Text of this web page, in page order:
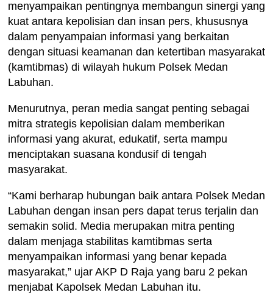
menyampaikan pentingnya membangun sinergi yang
kuat antara kepolisian dan insan pers, khususnya
dalam penyampaian informasi yang berkaitan
dengan situasi keamanan dan ketertiban masyarakat
(kamtibmas) di wilayah hukum Polsek Medan
Labuhan.
Menurutnya, peran media sangat penting sebagai
mitra strategis kepolisian dalam memberikan
informasi yang akurat, edukatif, serta mampu
menciptakan suasana kondusif di tengah
masyarakat.
“Kami berharap hubungan baik antara Polsek Medan
Labuhan dengan insan pers dapat terus terjalin dan
semakin solid. Media merupakan mitra penting
dalam menjaga stabilitas kamtibmas serta
menyampaikan informasi yang benar kepada
masyarakat,” ujar AKP D Raja yang baru 2 pekan
menjabat Kapolsek Medan Labuhan itu.